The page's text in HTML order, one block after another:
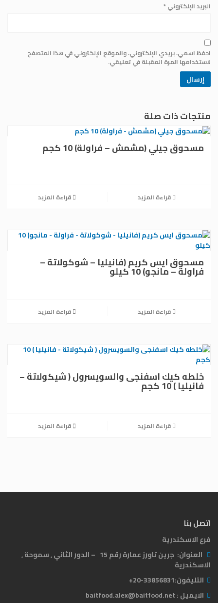
البريد الإلكتروني*
احفظ اسمي، بريدي الإلكتروني، والموقع الإلكتروني في هذا المتصفح
لاستخدامها المرة المقبلة في تعليقي.
منتجات ذات صلة
مسحوق جيلي (مشمش – فراولة) 10 كجم
قراءة المزيد قراءة المزيد
مسحوق ايس كريم (فانيليا – شوكولاتة –
فراولة – مانجو) 10 كيلو
قراءة المزيد قراءة المزيد
خلطه كيك اسفنجى والسويسرول ( شيكولاتة –
فانيليا ) 10 كجم
قراءة المزيد قراءة المزيد
اتصل بنا
فرع الاسكندرية
العنوان:
جرين تاورز عمارة رقم 15 – الدور الثاني , سموحة ,
الاسكندرية
التليفون:33856831-20+
الايميل :baitfood.alex@baitfood.net